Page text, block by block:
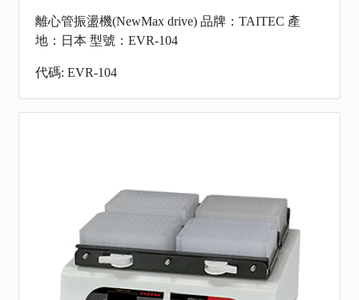
離心管振盪機(NewMax drive) 品牌：TAITEC 產
地：日本 型號：EVR-104
代碼: EVR-104